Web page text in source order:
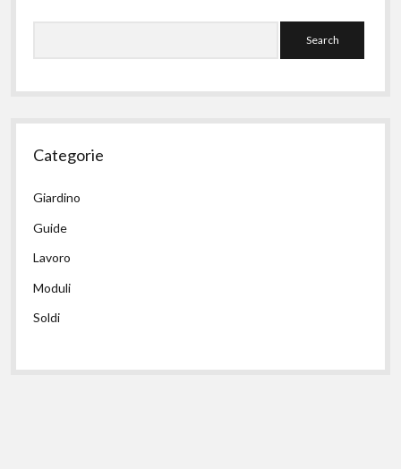
Categorie
Giardino
Guide
Lavoro
Moduli
Soldi